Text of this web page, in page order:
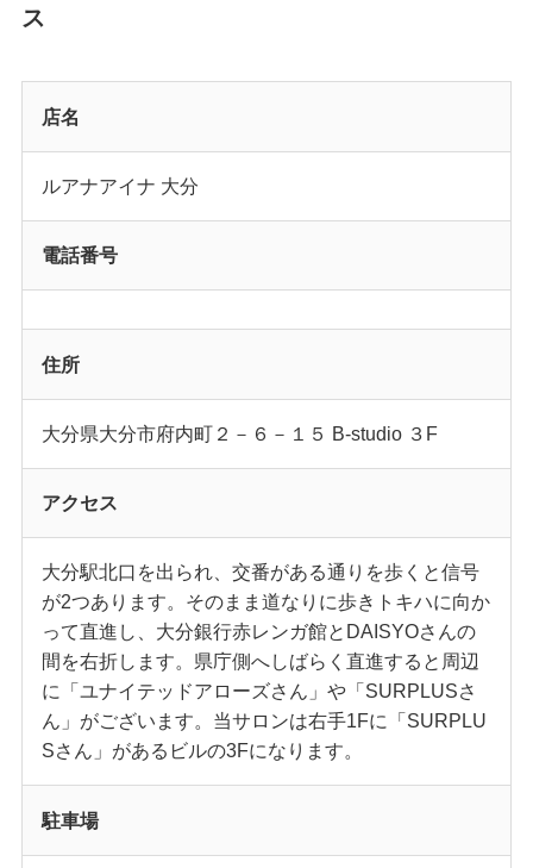
ス
店名
ルアナアイナ 大分
電話番号
住所
大分県大分市府内町２－６－１５ B-studio ３F
アクセス
大分駅北口を出られ、交番がある通りを歩くと信号
が2つあります。そのまま道なりに歩きトキハに向か
って直進し、大分銀行赤レンガ館とDAISYOさんの
間を右折します。県庁側へしばらく直進すると周辺
に「ユナイテッドアローズさん」や「SURPLUSさ
ん」がございます。当サロンは右手1Fに「SURPLU
Sさん」があるビルの3Fになります。
駐車場